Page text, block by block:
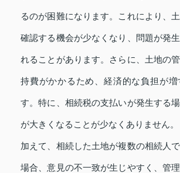
るのが困難になります。これにより、
確認する機会が少なくなり、問題が発
れることがあります。さらに、土地の
持費がかかるため、経済的な負担が増
す。特に、相続税の支払いが発生する
が大きくなることが少なくありません。
加えて、相続した土地が複数の相続人
場合、意見の不一致が生じやすく、管